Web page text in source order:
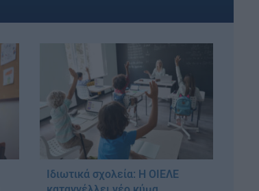
Ιδιωτικά σχολεία: Η ΟΙΕΛΕ